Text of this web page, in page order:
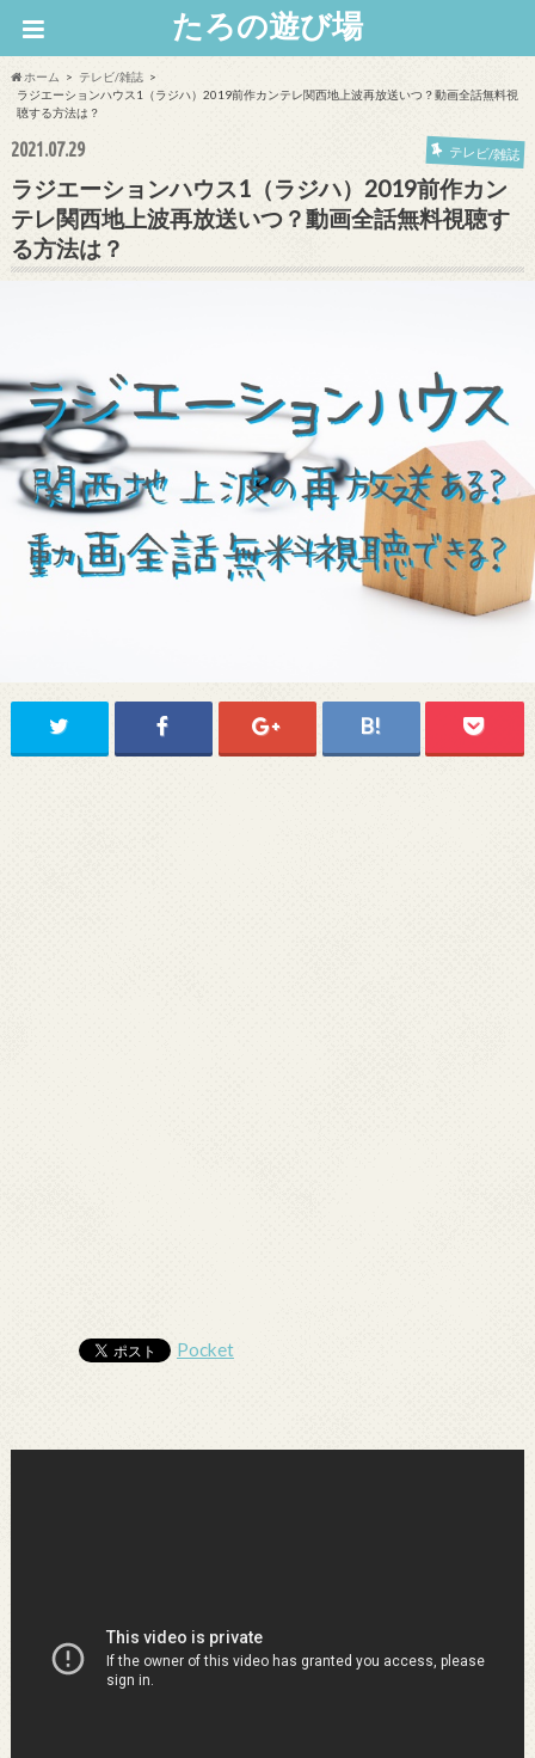
たろの遊び場
ホーム
テレビ/雑誌
ラジエーションハウス1（ラジハ）2019前作カンテレ関西地上波再放送いつ？動画全話無料視
聴する方法は？
2021.07.29 テレビ/雑誌
ラジエーションハウス1（ラジハ）2019前作カン
テレ関西地上波再放送いつ？動画全話無料視聴す
る方法は？
Pocket